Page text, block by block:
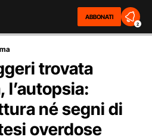
ABBONATI
2
trovata
l’autopsia:
né segni di
overdose